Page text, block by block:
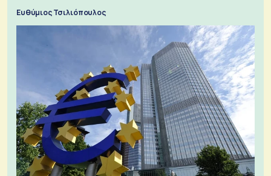
Ευθύμιος Τσιλιόπουλος